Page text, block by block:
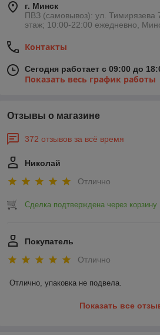
г. Минск
ПВЗ (самовывоз): ул. Тимирязева
этаж; 10:00-22:00 ежедневно,
Контакты
Сегодня работает с 09:00 до
Показать весь график работы
Отзывы о магазине
372 отзывов за всё время
Николай
Отлично
Сделка подтверждена через корзину
Покупатель
Отлично
Отлично, упаковка не подвела.
Показать все